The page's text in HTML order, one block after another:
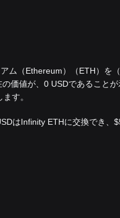
ム（Ethereum）（ETH）を
価値が、0 USDであることが
す。
はInfinity ETHに交換でき、